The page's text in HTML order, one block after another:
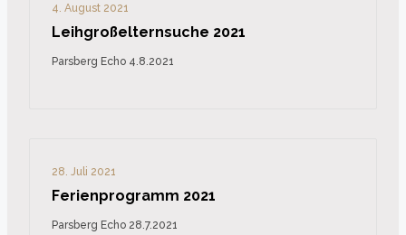
4. August 2021
Leihgroßelternsuche 2021
Parsberg Echo 4.8.2021
28. Juli 2021
Ferienprogramm 2021
Parsberg Echo 28.7.2021